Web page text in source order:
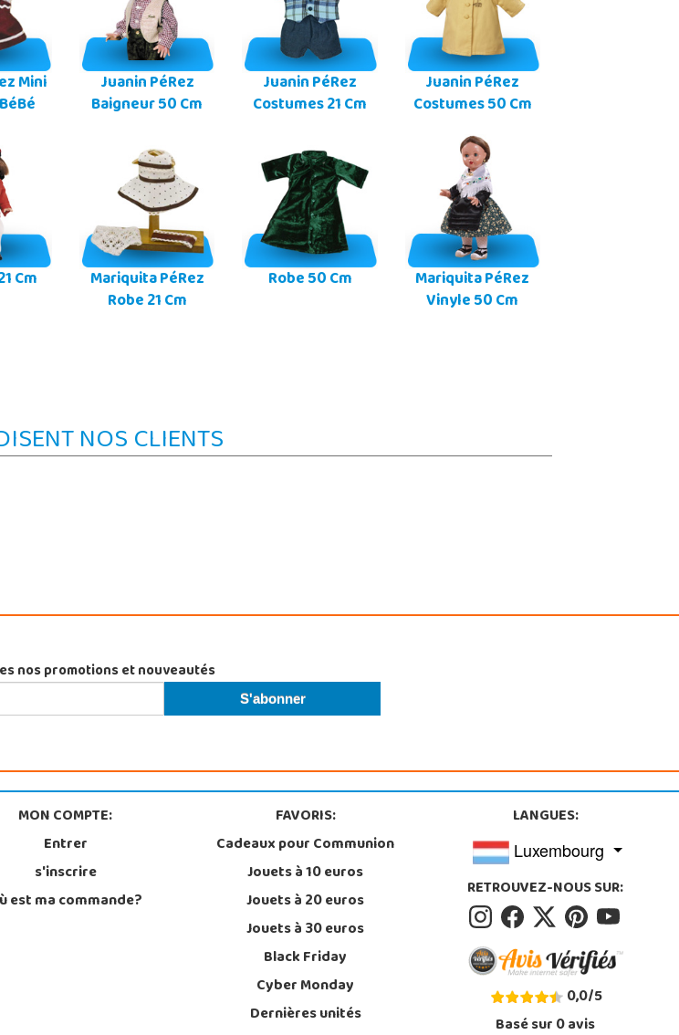
Mini Juanin PéRez
Baigneur 50 Cm
Juanin PéRez
Costumes 21 Cm
Juanin PéRez
Costumes 50 Cm
Cm Mariquita PéRez
Robe 21 Cm
Robe 50 Cm Mariquita PéRez
Vinyle 50 Cm
NOS CLIENTS
nos promotions et nouveautés
MON COMPTE:
Entrer
s'inscrire
est ma commande?
FAVORIS:
Cadeaux pour Communion
Jouets à 10 euros
Jouets à 20 euros
Jouets à 30 euros
Black Friday
Cyber Monday
Dernières unités
LANGUES:
Luxembourg
RETROUVEZ-NOUS SUR:
0,0/5
Basé sur0avis